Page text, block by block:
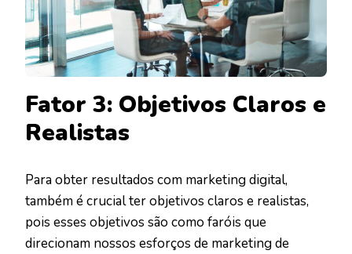
Fator 3: Objetivos Claros e
Realistas
Para obter resultados com marketing digital,
também é crucial ter objetivos claros e realistas,
pois esses objetivos são como faróis que
direcionam nossos esforços de marketing de